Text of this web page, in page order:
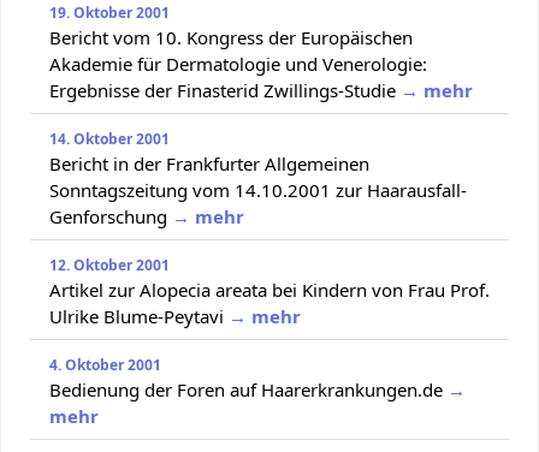
19. Oktober 2001
Bericht vom 10. Kongress der Europäischen
Akademie für Dermatologie und Venerologie:
Ergebnisse der Finasterid Zwillings-Studie → mehr
14. Oktober 2001
Bericht in der Frankfurter Allgemeinen
Sonntagszeitung vom 14.10.2001 zur Haarausfall-
Genforschung → mehr
12. Oktober 2001
Artikel zur Alopecia areata bei Kindern von Frau Prof.
Ulrike Blume-Peytavi → mehr
4. Oktober 2001
Bedienung der Foren auf Haarerkrankungen.de →
mehr